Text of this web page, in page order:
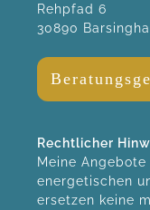
Rehpfad 6
30890
Rechtlicher
Meine
energetischen
ersetzen keine